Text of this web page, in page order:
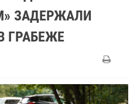
ЗАДЕРЖАЛИ
ГРАБЕЖЕ